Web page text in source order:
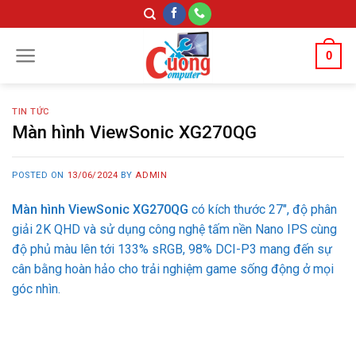
to
content
0
TIN TỨC
Màn hình ViewSonic XG270QG
POSTED ON 13/06/2024 BY ADMIN
Màn hình ViewSonic XG270QG có kích thước 27″, độ phân
giải 2K QHD và sử dụng công nghệ tấm nền Nano IPS cùng
độ phủ màu lên tới 133% sRGB, 98% DCI-P3 mang đến sự
cân bằng hoàn hảo cho trải nghiệm game sống động ở mọi
góc nhìn.